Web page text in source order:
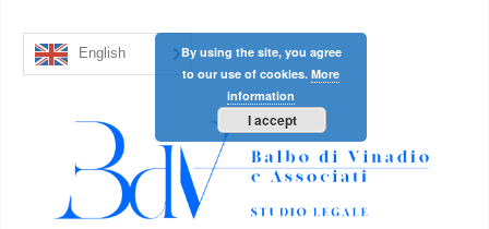
English
By using the site, you agree
to our use of cookies. More
information
I accept